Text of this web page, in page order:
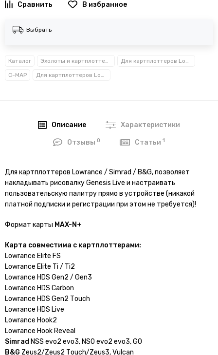
В избранное
Выбрать
Каталог Эхолоты и картплоттеры Для картплоттеров Lowrance карты глубин
C-MAP Для картплоттеров Lowrance Simrad Raymarine Humminbird карты глубин
Описание Характеристики
Отзывы 0 Статьи 1
Для картплоттеров Lowrance / Simrad / B&G, позволяет
накладывать рисовалку Genesis Live и настраивать
пользовательскую палитру прямо в устройстве (никакой
платной подписки и регистрации при этом не требуется)!
Формат карты MAX-N+
Карта совместима с картплоттерами:
Lowrance Elite FS
Lowrance Еlitе Тi / Тi2
Lowrance НDS Gеn2 / Gеn3
Lowrance НDS Саrbоn
Lowrance НDS Gеn2 Тоuсh
Lowrance НDS Livе
Lowrance Нооk2
Lowrance Нооk Rеvеаl
Simrаd NSS еvо2 еvо3, NSО еvо2 еvо3, GО
В&G Zеus2/Zеus2 Тоuсh/Zеus3, Vulсаn